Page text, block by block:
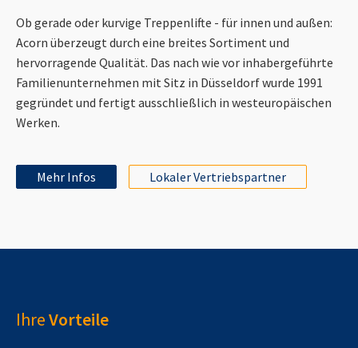
Ob gerade oder kurvige Treppenlifte - für innen und außen:
Acorn überzeugt durch eine breites Sortiment und
hervorragende Qualität. Das nach wie vor inhabergeführte
Familienunternehmen mit Sitz in Düsseldorf wurde 1991
gegründet und fertigt ausschließlich in westeuropäischen
Werken.
Mehr Infos Lokaler Vertriebspartner
IhreVorteile